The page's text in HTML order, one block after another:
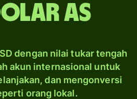
AS
dengan nilai tukar tengah
akun internasional untuk
dan mengonversi
orang lokal.